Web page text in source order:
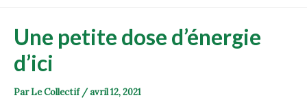
Une petite dose d’énergie
d’ici
ParLe Collectif /avril 12, 2021